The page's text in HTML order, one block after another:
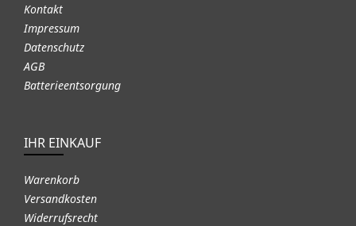
Kontakt
Impressum
Datenschutz
AGB
Batterieentsorgung
IHR EINKAUF
Warenkorb
Versandkosten
Widerrufsrecht